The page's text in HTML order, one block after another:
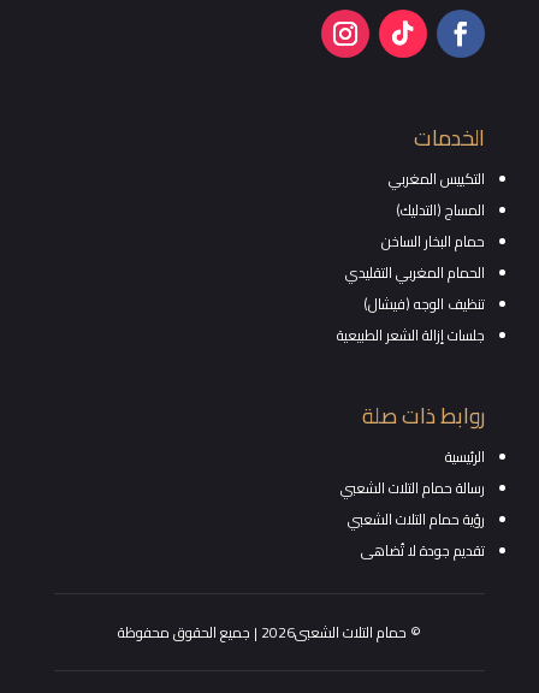
الخدمات
التكييس المغربي
المساج (التدليك)
حمام البخار الساخن
الحمام المغربي التقليدي
تنظيف الوجه (فيشال)
جلسات إزالة الشعر الطبيعية
روابط ذات صلة
الرئيسية
رسالة حمام التلات الشعبي
رؤية حمام التلات الشعبي
تقديم جودة لا تُضاهى
© حمام التلات الشعبى2026 | جميع الحقوق محفوظة